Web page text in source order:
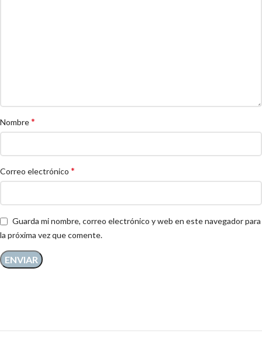
Nombre*
Correo electrónico *
Guarda mi nombre, correo electrónico y web en este navegador para
la próxima vez que comente.